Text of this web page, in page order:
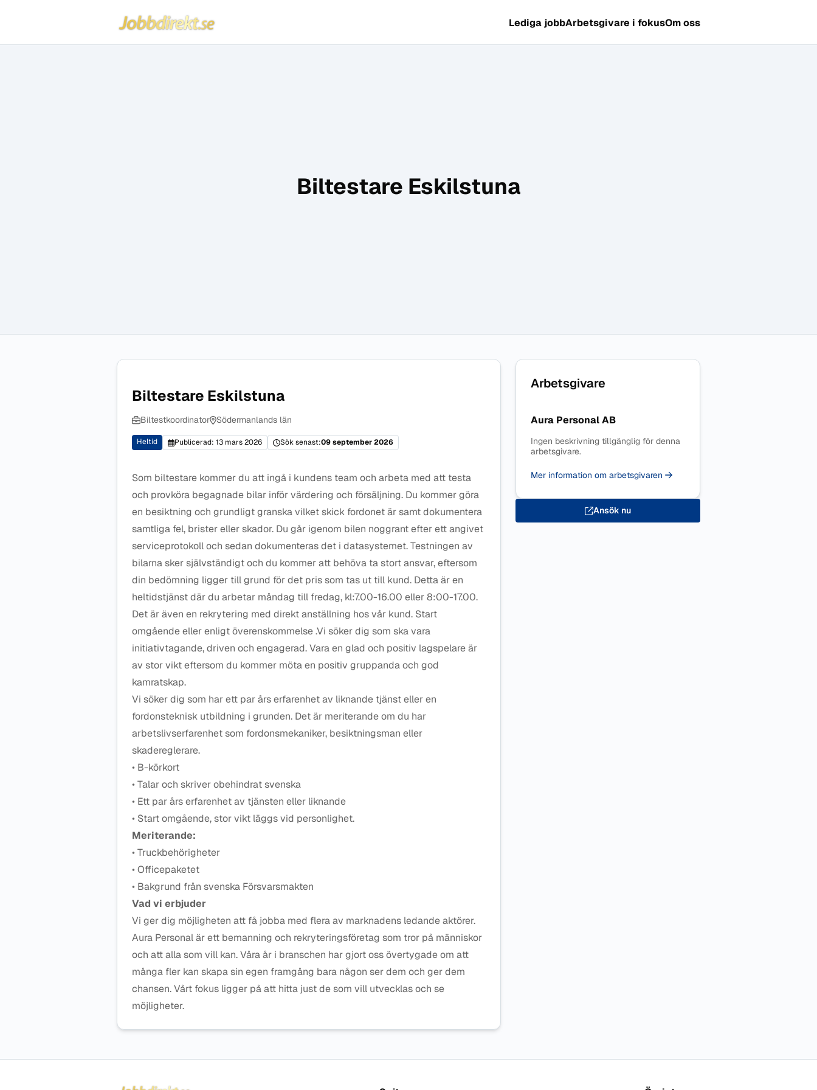
Hoppa till innehåll
Jobbdirekt Lediga jobbArbetsgivare i fokusOm oss
Biltestare Eskilstuna
Biltestare Eskilstuna
Biltestkoordinator Södermanlands län
Heltid Publicerad: 13 mars 2026 Sök senast:09 september 2026
Som biltestare kommer du att ingå i kundens team och arbeta med att testa
och provköra begagnade bilar inför värdering och försäljning. Du kommer göra
en besiktning och grundligt granska vilket skick fordonet är samt dokumentera
samtliga fel, brister eller skador. Du går igenom bilen noggrant efter ett angivet
serviceprotokoll och sedan dokumenteras det i datasystemet. Testningen av
bilarna sker självständigt och du kommer att behöva ta stort ansvar, eftersom
din bedömning ligger till grund för det pris som tas ut till kund. Detta är en
heltidstjänst där du arbetar måndag till fredag, kl:7.00-16.00 eller 8:00-17.00.
Det är även en rekrytering med direkt anställning hos vår kund. Start
omgående eller enligt överenskommelse .Vi söker dig som ska vara
initiativtagande, driven och engagerad. Vara en glad och positiv lagspelare är
av stor vikt eftersom du kommer möta en positiv gruppanda och god
kamratskap.
Vi söker dig som har ett par års erfarenhet av liknande tjänst eller en
fordonsteknisk utbildning i grunden. Det är meriterande om du har
arbetslivserfarenhet som fordonsmekaniker, besiktningsman eller
skadereglerare.
• B-körkort
• Talar och skriver obehindrat svenska
• Ett par års erfarenhet av tjänsten eller liknande
• Start omgående, stor vikt läggs vid personlighet.
Meriterande:
• Truckbehörigheter
• Officepaketet
• Bakgrund från svenska Försvarsmakten
Vad vi erbjuder
Vi ger dig möjligheten att få jobba med flera av marknadens ledande aktörer.
Aura Personal är ett bemanning och rekryteringsföretag som tror på människor
och att alla som vill kan. Våra år i branschen har gjort oss övertygade om att
många fler kan skapa sin egen framgång bara någon ser dem och ger dem
chansen. Vårt fokus ligger på att hitta just de som vill utvecklas och se
möjligheter.
Arbetsgivare
Aura Personal AB
Ingen beskrivning tillgänglig för denna
arbetsgivare.
Mer information om arbetsgivaren
Ansök nu